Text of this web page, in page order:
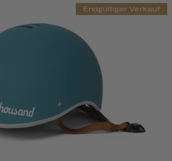
Endgültiger Verkauf